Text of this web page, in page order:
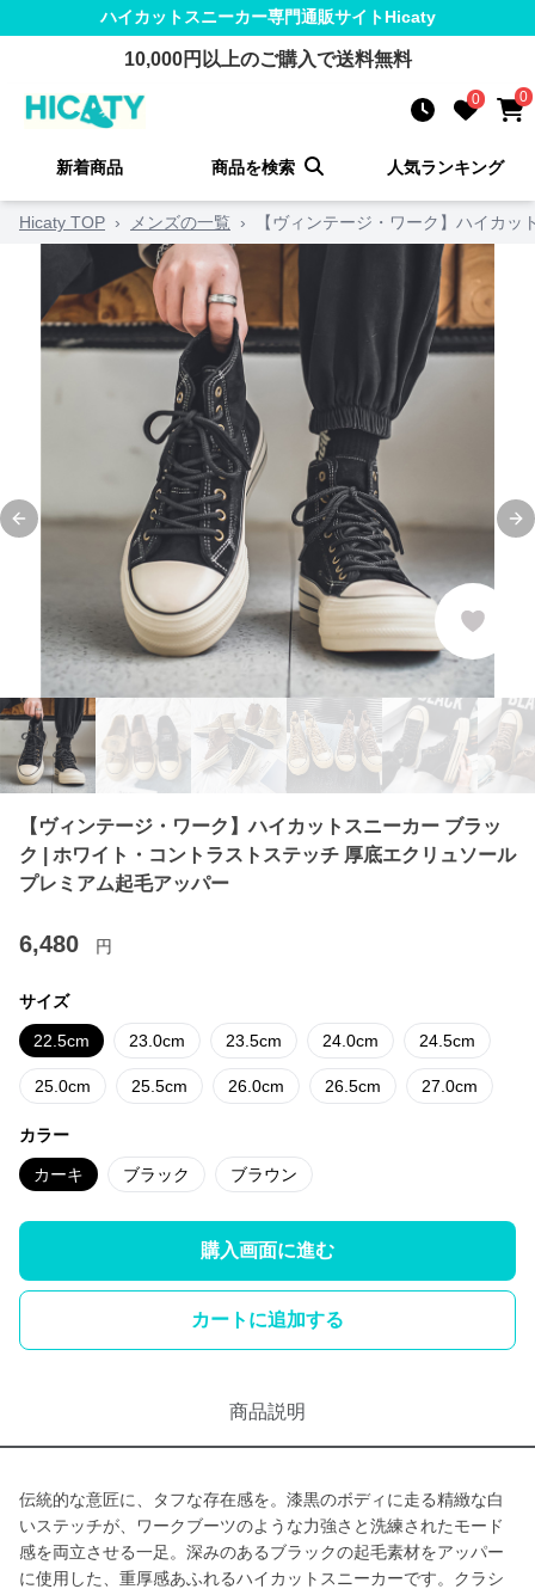
ハイカットスニーカー専門通販サイトHicaty
10,000円以上のご購入で送料無料
0 0
新着商品 商品を検索 人気ランキング
Hicaty TOP › メンズの一覧 › 【ヴィンテージ・ワーク】ハイカ
Previous slide
【ヴィンテージ・ワーク】ハイカットスニーカー ブラッ
ク | ホワイト・コントラストステッチ 厚底エクリュソール
プレミアム起毛アッパー
6,480 円
サイズ
22.5cm 23.0cm 23.5cm 24.0cm 24.5cm
25.0cm 25.5cm 26.0cm 26.5cm 27.0cm
カラー
カーキ ブラック ブラウン
購入画面に進む
カートに追加する
商品説明
伝統的な意匠に、タフな存在感を。漆黒のボディに走る精緻な白
いステッチが、ワークブーツのような力強さと洗練されたモード
感を両立させる一足。深みのあるブラックの起毛素材をアッパー
に使用した、重厚感あふれるハイカットスニーカーです。クラシ